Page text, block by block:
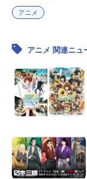
アニメ
アニメ 関連ニュ